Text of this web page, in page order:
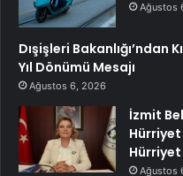
Ağustos
Dışişleri Bakanlığı’ndan
Yıl Dönümü Mesajı
Ağustos 6, 2026
İzmit
Hürriyet
Ağustos